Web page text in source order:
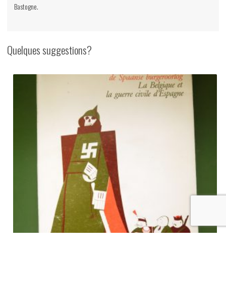
1992
Bastogne.
Quelques suggestions?